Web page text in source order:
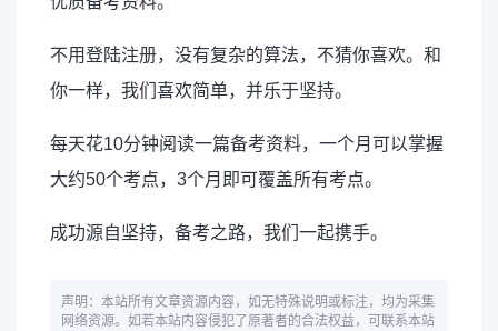
不用登陆注册，没有复杂的算法，不猜你喜欢。和
你一样，我们喜欢简单，并乐于坚持。
每天花10分钟阅读一篇备考资料，一个月可以掌握
大约50个考点，3个月即可覆盖所有考点。
成功源自坚持，备考之路，我们一起携手。
声明：本站所有文章资源内容，如无特殊说明或标注，均为采集
网络资源。如若本站内容侵犯了原著者的合法权益，可联系本站